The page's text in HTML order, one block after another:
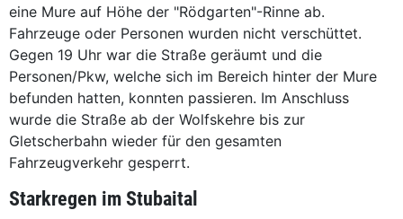
eine Mure auf Höhe der "Rödgarten"-Rinne ab.
Fahrzeuge oder Personen wurden nicht verschüttet.
Gegen 19 Uhr war die Straße geräumt und die
Personen/Pkw, welche sich im Bereich hinter der Mure
befunden hatten, konnten passieren. Im Anschluss
wurde die Straße ab der Wolfskehre bis zur
Gletscherbahn wieder für den gesamten
Fahrzeugverkehr gesperrt.
Starkregen im Stubaital